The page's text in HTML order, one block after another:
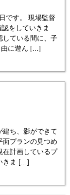
です。 現場監督
をしていきま
している間に、子
由に遊ん […]
建ち、影ができて
面プランの見つめ
在計画しているプ
きま […]